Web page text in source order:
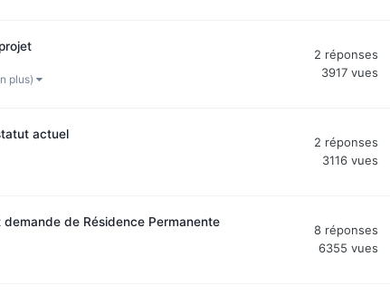
plus)
2 réponses
3917 vues
actuel
2 réponses
3116 vues
de Résidence Permanente
8 réponses
6355 vues